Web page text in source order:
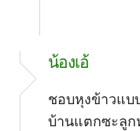
น้องเอ้
ชอบหุงข้าวแบ
บ้านแตกซะลูก